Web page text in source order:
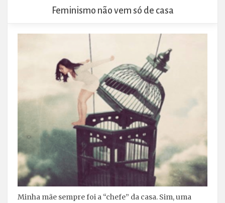
Feminismo não vem só de casa
Minha mãe sempre foi a “chefe” da casa. Sim, uma